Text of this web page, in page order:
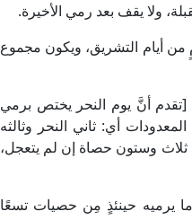
ولا يقف بعد رمي الأخيرة.
أيام التشريق، ويكون مجموع
مختصر خليل" (2/ 339، ط. دار الفكر): [تقدم أنَّ يوم النحر يختص برمي
أي: ثاني النحر وثالثه
وستون حصاة إن لم يتعجل،
يرميه حينئذٍ مِن حصيات تسعًا